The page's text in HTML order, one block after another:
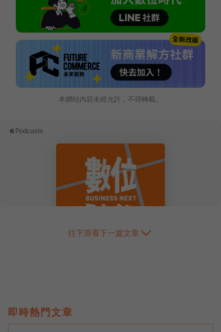
本網站內容未經允許，不得轉載。
往下滑看下一篇文章
即時熱門文章